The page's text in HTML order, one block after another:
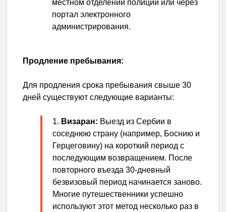
местном отделении полиции или через
портал электронного
администрирования.
Продление пребывания:
Для продления срока пребывания свыше 30
дней существуют следующие варианты:
Визаран: Выезд из Сербии в
соседнюю страну (например, Боснию и
Герцеговину) на короткий период с
последующим возвращением. После
повторного въезда 30-дневный
безвизовый период начинается заново.
Многие путешественники успешно
используют этот метод несколько раз в